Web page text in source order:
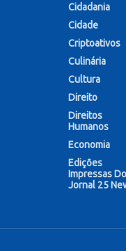
Cidadania
Cidade
Criptoativos
Culinária
Cultura
Direito
Direitos
Humanos
Economia
Edições
Impressas Do
Jornal 25